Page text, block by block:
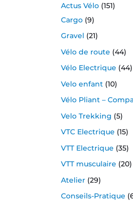
Actus Vélo (151)
Cargo (9)
Gravel (21)
Vélo de route (44)
Vélo Electrique (44)
Velo enfant (10)
Vélo Pliant –
Velo Trekking (5)
VTC Electrique (15)
VTT Electrique (35)
VTT musculaire (20)
Atelier (29)
Conseils-Pratique